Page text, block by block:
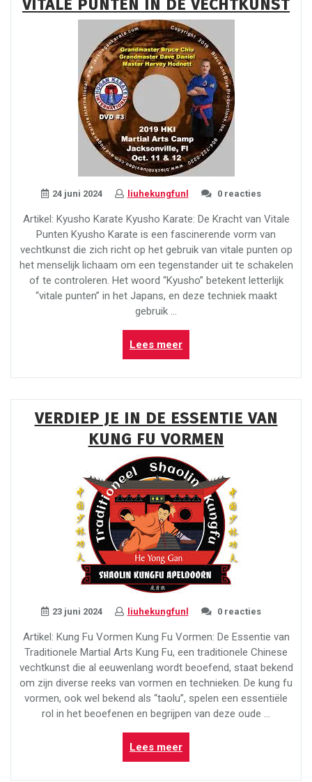
VITALE PUNTEN IN DE VECHTKUNST
24 juni 2024 liuhekungfunl 0 reacties
Artikel: Kyusho Karate Kyusho Karate: De Kracht van Vitale
Punten Kyusho Karate is een fascinerende vorm van
vechtkunst die zich richt op het gebruik van vitale punten op
het menselijk lichaam om een tegenstander uit te schakelen
of te controleren. Het woord “Kyusho” betekent letterlijk
“vitale punten” in het Japans, en deze techniek maakt
gebruik …
Lees meer“Ontdek
de
Kracht
Karate:
Leer
Geheimen
van
Vitale
Punten
in
de
Vechtkunst”
VERDIEP JE IN DE ESSENTIE VAN
KUNG FU VORMEN
23 juni 2024 liuhekungfunl 0 reacties
Artikel: Kung Fu Vormen Kung Fu Vormen: De Essentie van
Traditionele Martial Arts Kung Fu, een traditionele Chinese
vechtkunst die al eeuwenlang wordt beoefend, staat bekend
om zijn diverse reeks van vormen en technieken. De kung fu
vormen, ook wel bekend als “taolu”, spelen een essentiële
rol in het beoefenen en begrijpen van deze oude …
Lees meer“Verdiep
je
in